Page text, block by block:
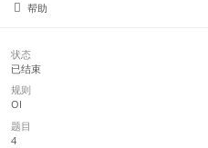
帮助
状态
已结束
规则
OI
题目
4